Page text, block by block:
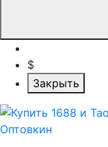
$
Закрыть